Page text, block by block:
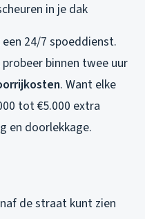
in je dak
24/7 spoeddienst.
probeer binnen twee uur
. Want elke
tot €5.000 extra
en doorlekkage.
de straat kunt zien